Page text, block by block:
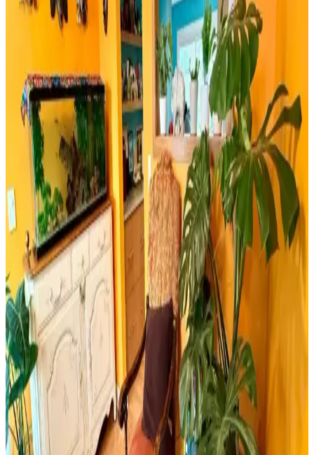
Evesen ve Linadora bambu stor perdelerinin tasarım, dayanıklılık ve
kullanım kolaylığı açısından detaylı karşılaştırması. En uygun
seçeneği belirlemenize yardımcı olur.
Bosch TSM6A011W ve Musullu Kahve Baharat
Öğütücü Karşılaştırması
Bosch TSM6A011W ve Musullu kahve ve baharat öğütücüsü
arasındaki farklar, özellikler ve kullanıcı yorumlarıyla en uygun
seçimi yapmanıza yardımcı olur.
Retro Ahşap Poster Karşılaştırması: Dışarıdan Stres
Getirmek Yasaktır ve Edebiyat Sokağı Setleri
İki farklı retro ahşap poster ürününü karşılaştırıyoruz. Dışarıdan stres
getirmek yasaktır yazılı poster ve edebiyat temalı setler, kalite ve
kullanım açısından detaylı analizlerle ev dekorasyonunuza yeni bir
soluk getiriyor.
Milwaukee Alüminyum Şerit Metre 8mt 25mm
Dayanıklı ve Hassas Profesyonel Ölçüm Aracı
Milwaukee Alüminyum Şerit Metre 8 metre uzunluğu ve 25mm
genişliğiyle, dayanıklı yapısı ve yüksek hassasiyetiyle inşaat ve yapı
sektöründe güvenilir ölçüm sağlar.
Yıpranmış Banyolarda Renk Uyumu ve Mekan
Kullanımı İçin Doğru Boya Seçimi
Yıpranmış banyolarda slate zemin ve vintage detaylarla uyumlu
boya seçimi, sakin tonlar ve vurgu renkleriyle mekanın estetik ve
fonksiyonel dengesini sağlar.